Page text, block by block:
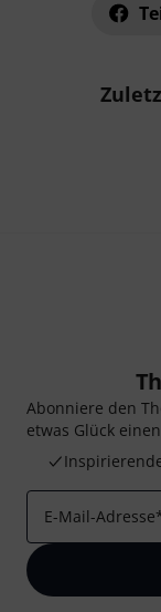
Abonniere den
etwas Glück
E-Mail-Adresse